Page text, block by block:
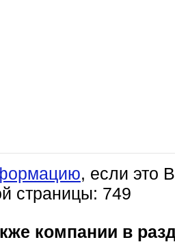
, если это
страницы: 749
компании в